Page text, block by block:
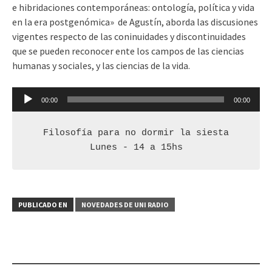
e hibridaciones contemporáneas: ontología, política y vida
en la era postgenómica» de Agustín, aborda las discusiones
vigentes respecto de las coninuidades y discontinuidades
que se pueden reconocer ente los campos de las ciencias
humanas y sociales, y las ciencias de la vida.
Reproductor
00:00 00:00
Filosofía para no dormir la siesta
Lunes - 14 a 15hs
PUBLICADO EN NOVEDADES DE UNI RADIO